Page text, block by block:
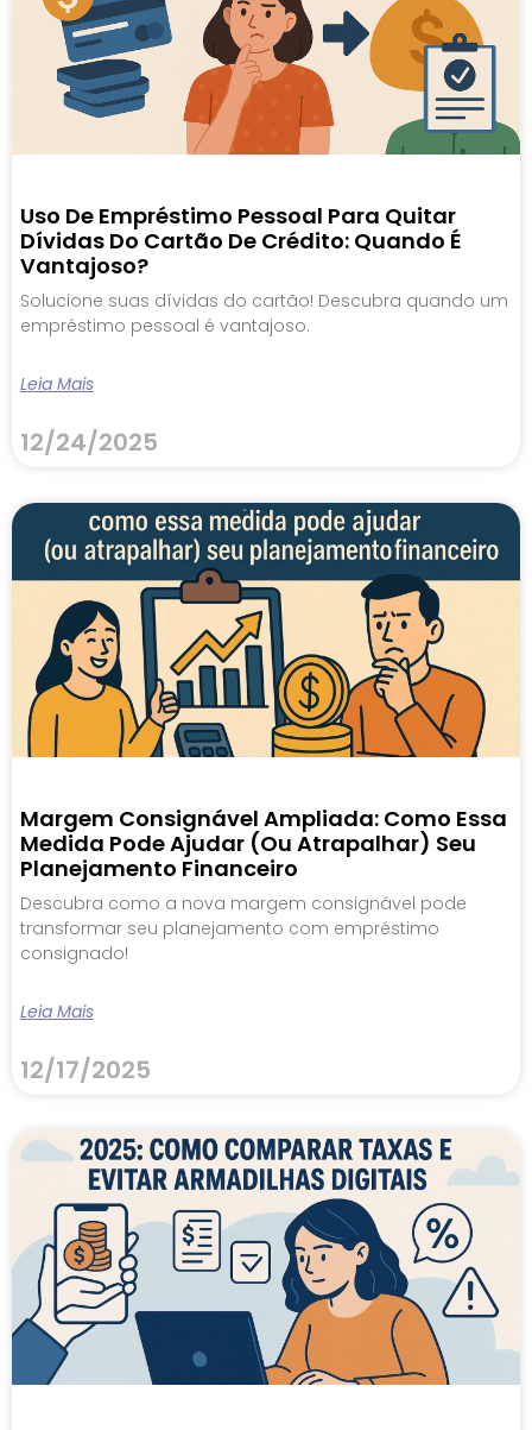
Uso De Empréstimo Pessoal Para Quitar
Dívidas Do Cartão De Crédito: Quando É
Vantajoso?
Solucione suas dívidas do cartão! Descubra quando um
empréstimo pessoal é vantajoso.
Leia Mais
12/24/2025
Margem Consignável Ampliada: Como Essa
Medida Pode Ajudar (ou Atrapalhar) Seu
Planejamento Financeiro
Descubra como a nova margem consignável pode
transformar seu planejamento com empréstimo
consignado!
Leia Mais
12/17/2025